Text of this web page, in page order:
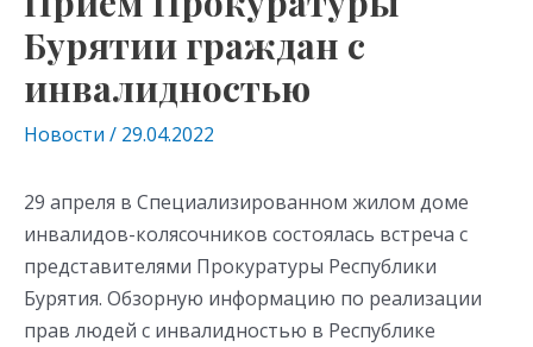
Бурятии граждан с
инвалидностью
Новости / 29.04.2022
29 апреля в Специализированном жилом доме
инвалидов-колясочников состоялась встреча с
представителями Прокуратуры Республики
Бурятия. Обзорную информацию по реализации
прав людей с инвалидностью в Республике